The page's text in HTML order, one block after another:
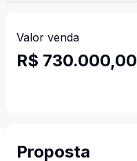
Valor venda
R$ 730.000,00
Proposta